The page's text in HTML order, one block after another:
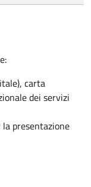
carta
dei servizi
presentazione